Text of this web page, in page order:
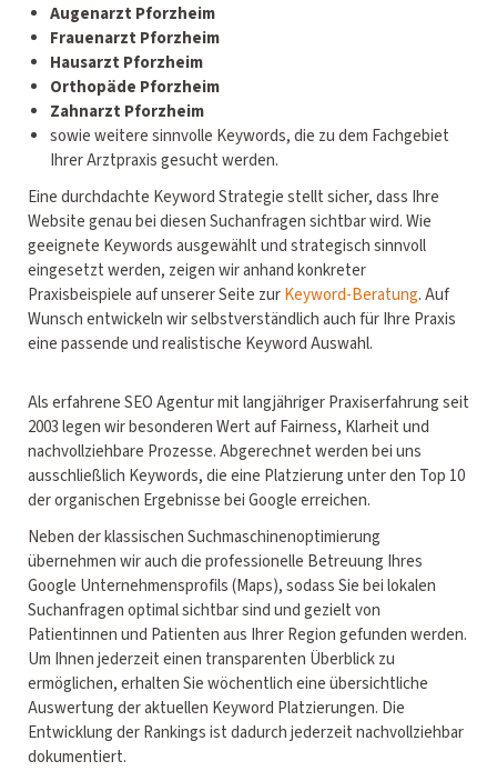
Augenarzt Pforzheim
Frauenarzt Pforzheim
Hausarzt Pforzheim
Orthopäde Pforzheim
Zahnarzt Pforzheim
sowie weitere sinnvolle Keywords, die zu dem Fachgebiet
Ihrer Arztpraxis gesucht werden.
Eine durchdachte Keyword Strategie stellt sicher, dass Ihre
Website genau bei diesen Suchanfragen sichtbar wird. Wie
geeignete Keywords ausgewählt und strategisch sinnvoll
eingesetzt werden, zeigen wir anhand konkreter
Praxisbeispiele auf unserer Seite zurKeyword-Beratung. Auf
Wunsch entwickeln wir selbstverständlich auch für Ihre Praxis
eine passende und realistische Keyword Auswahl.
Als erfahrene SEO Agentur mit langjähriger Praxiserfahrung seit
2003 legen wir besonderen Wert auf Fairness, Klarheit und
nachvollziehbare Prozesse. Abgerechnet werden bei uns
ausschließlich Keywords, die eine Platzierung unter den Top 10
der organischen Ergebnisse bei Google erreichen.
Neben der klassischen Suchmaschinenoptimierung
übernehmen wir auch die professionelle Betreuung Ihres
Google Unternehmensprofils (Maps), sodass Sie bei lokalen
Suchanfragen optimal sichtbar sind und gezielt von
Patientinnen und Patienten aus Ihrer Region gefunden werden.
Um Ihnen jederzeit einen transparenten Überblick zu
ermöglichen, erhalten Sie wöchentlich eine übersichtliche
Auswertung der aktuellen Keyword Platzierungen. Die
Entwicklung der Rankings ist dadurch jederzeit nachvollziehbar
dokumentiert.